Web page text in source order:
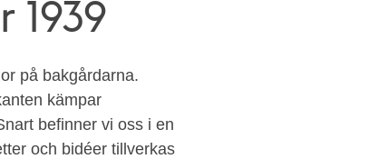
på bakgårdarna.
kämpar
befinner vi oss i en
och bidéer tillverkas